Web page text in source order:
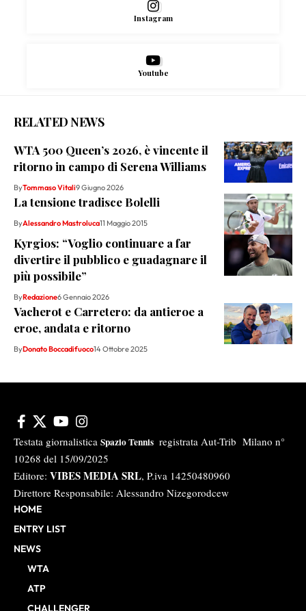
Instagram
Youtube
RELATED NEWS
WTA 500 Queen’s 2026, è vincente il
ritorno in campo di Serena Williams
ByTommaso Vitali9 Giugno 2026
La tensione tradisce Bolelli
ByAlessandro Mastroluca11 Maggio 2015
Kyrgios: “Voglio continuare a far
divertire il pubblico e guadagnare il
più possibile”
ByRedazione6 Gennaio 2026
Vacherot e Carretero: da antieroe a
eroe, andata e ritorno
ByDonato Boccadifuoco14 Ottobre 2025
Testata giornalistica Spazio Tennis registrata Aut-Trib Milano n°
10268 del 15/09/2025
Editore: VIBES MEDIA SRL, P.iva 14250480960
Direttore Responsabile: Alessandro Nizegorodcew
HOME
ENTRY LIST
NEWS
WTA
ATP
CHALLENGER